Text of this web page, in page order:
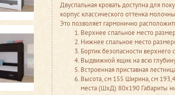
Двуспальная кровать доступна для
корпус классического оттенка
Это позволяет гармонично
Верхнее спальное место
Нижнее спальное место
Бортик безопасности верхнего
Выдвижной ящик на всю
Встроенная приставная
Высота, см 155 Ширина, см
места (ШхД) 80х190 Габариты